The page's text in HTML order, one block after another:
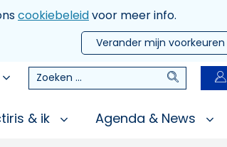
cookiebeleidvoor meer info.
Verander mijn voorkeuren
Zoeken Zoeken
& ik Agenda & News